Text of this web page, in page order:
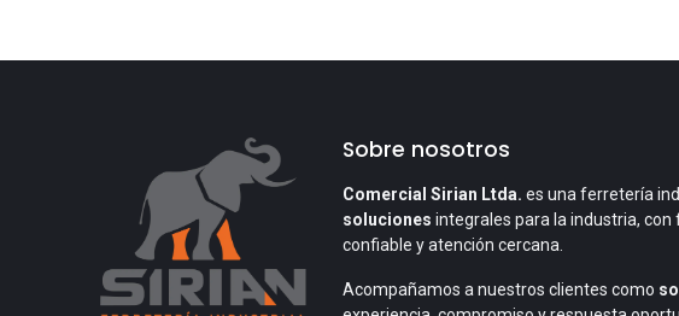
Sobre nosotros
Comercial Sirian Ltda. es una ferretería
soluciones integrales para la industria,
confiable y atención cercana.
Acompañamos a nuestros clientes como